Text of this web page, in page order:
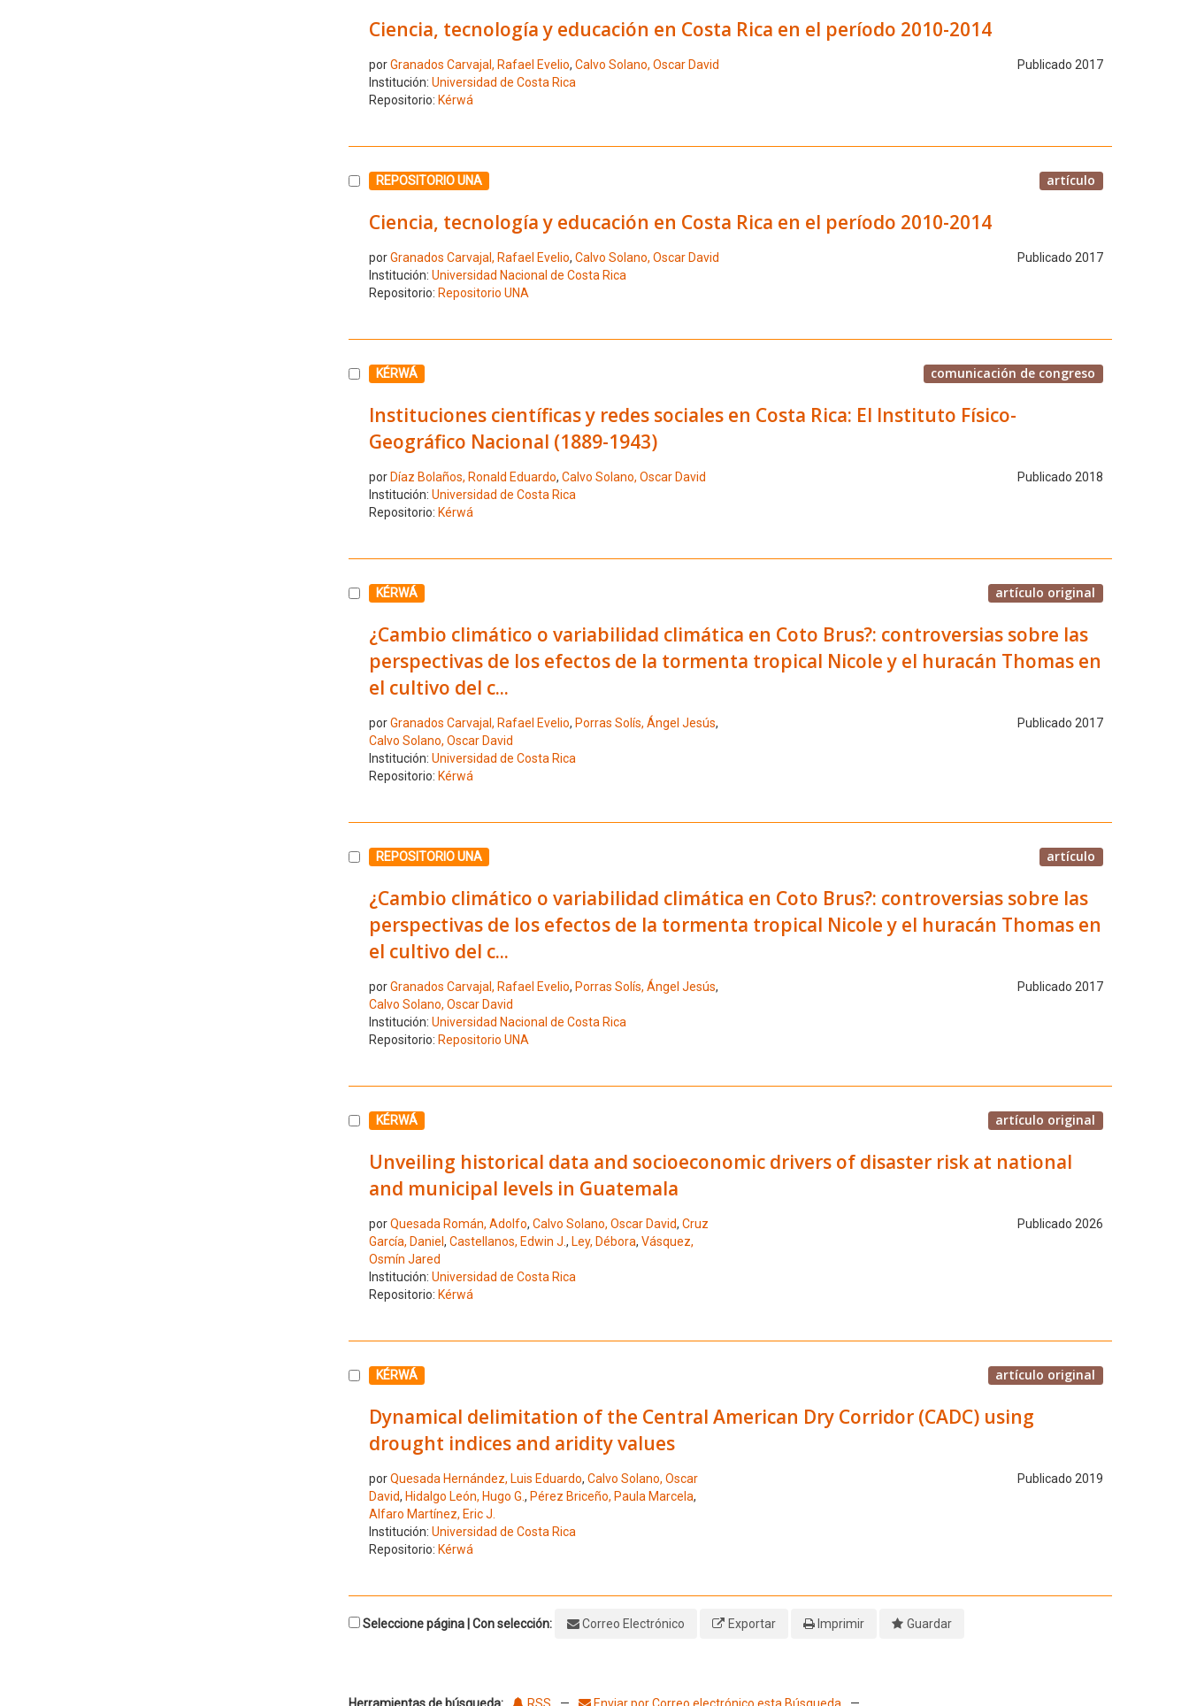
Ciencia, tecnología y educación en Costa Rica en el período 2010-2014
porGranados Carvajal, Rafael Evelio, Calvo Solano, Oscar David
Publicado 2017
Institución: Universidad de Costa Rica
Repositorio: Kérwá
Seleccione el número de resultado 6
REPOSITORIO UNA artículo
Ciencia, tecnología y educación en Costa Rica en el período 2010-2014
porGranados Carvajal, Rafael Evelio, Calvo Solano, Oscar David
Publicado 2017
Institución: Universidad Nacional de Costa Rica
Repositorio: Repositorio UNA
Seleccione el número de resultado 7
KÉRWÁ comunicación de congreso
Instituciones científicas y redes sociales en Costa Rica: El Instituto Físico-
Geográfico Nacional (1889-1943)
por Díaz Bolaños, Ronald Eduardo, Calvo Solano, Oscar David
Publicado 2018
Institución: Universidad de Costa Rica
Repositorio: Kérwá
Seleccione el número de resultado 8
KÉRWÁ artículo original
¿Cambio climático o variabilidad climática en Coto Brus?: controversias sobre las
perspectivas de los efectos de la tormenta tropical Nicole y el huracán Thomas en
el cultivo del c...
porGranados Carvajal, Rafael Evelio, Porras Solís, Ángel Jesús,
Calvo Solano, Oscar David
Publicado 2017
Institución: Universidad de Costa Rica
Repositorio: Kérwá
Seleccione el número de resultado 9
REPOSITORIO UNA artículo
¿Cambio climático o variabilidad climática en Coto Brus?: controversias sobre las
perspectivas de los efectos de la tormenta tropical Nicole y el huracán Thomas en
el cultivo del c...
porGranados Carvajal, Rafael Evelio, Porras Solís, Ángel Jesús,
Calvo Solano, Oscar David
Publicado 2017
Institución: Universidad Nacional de Costa Rica
Repositorio: Repositorio UNA
Seleccione el número de resultado 10
KÉRWÁ artículo original
Unveiling historical data and socioeconomic drivers of disaster risk at national
and municipal levels in Guatemala
porQuesada Román, Adolfo, Calvo Solano, Oscar David, Cruz
García, Daniel , Castellanos, Edwin J., Ley, Débora, Vásquez,
Osmín Jared
Publicado 2026
Institución: Universidad de Costa Rica
Repositorio: Kérwá
Seleccione el número de resultado 11
KÉRWÁ artículo original
Dynamical delimitation of the Central American Dry Corridor (CADC) using
drought indices and aridity values
porQuesada Hernández, Luis Eduardo, Calvo Solano, Oscar
David, Hidalgo León, Hugo G., Pérez Briceño, Paula Marcela,
Alfaro Martínez, Eric J.
Publicado 2019
Institución: Universidad de Costa Rica
Repositorio: Kérwá
Seleccione página | Con selección: Correo Electrónico Exportar Imprimir Guardar